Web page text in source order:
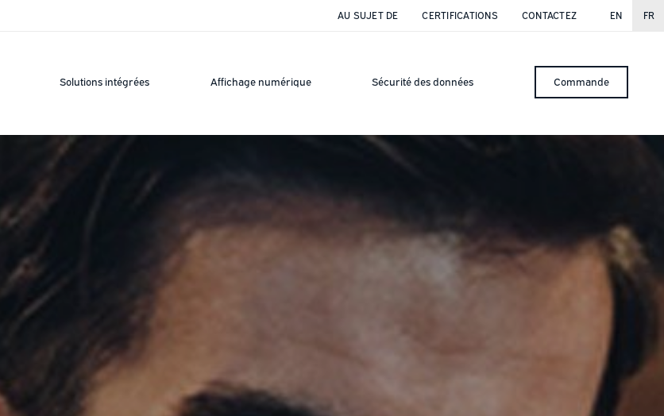
AU SUJET DE CERTIFICATIONS CONTACTEZ EN FR
Solutions intégrées Affichage numérique Sécurité des données Commande